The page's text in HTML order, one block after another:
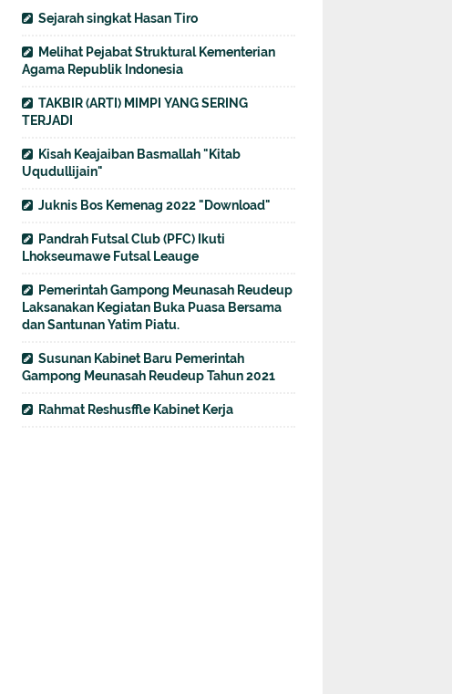
Sejarah singkat Hasan Tiro
Melihat Pejabat Struktural Kementerian
Agama Republik Indonesia
TAKBIR (ARTI) MIMPI YANG SERING
TERJADI
Kisah Keajaiban Basmallah "Kitab
Uqudullijain"
Juknis Bos Kemenag 2022 "Download"
Pandrah Futsal Club (PFC) Ikuti
Lhokseumawe Futsal Leauge
Pemerintah Gampong Meunasah Reudeup
Laksanakan Kegiatan Buka Puasa Bersama
dan Santunan Yatim Piatu.
Susunan Kabinet Baru Pemerintah
Gampong Meunasah Reudeup Tahun 2021
Rahmat Reshusffle Kabinet Kerja